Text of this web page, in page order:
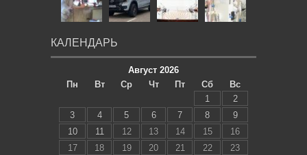
КАЛЕНДАРЬ
Август 2026
Пн
Вт Ср Чт Пт Сб
Вс
1
2
3
4 5 6 7 8
9
10
11 12 13 14 15
16
17
18 19 20 21 22
23